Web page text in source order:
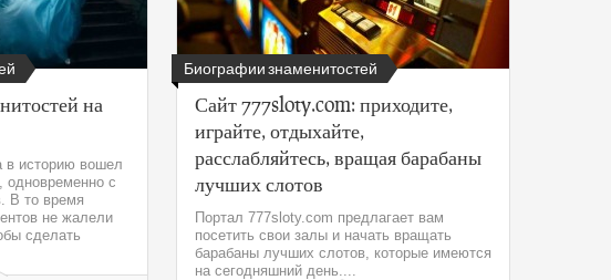
на
в историю вошел
одновременно с
В то время
не жалели
сделать
Биографии знаменитостей
Сайт 777sloty.com: приходите,
играйте, отдыхайте,
расслабляйтесь, вращая барабаны
лучших слотов
Портал 777sloty.com предлагает вам
посетить свои залы и начать вращать
барабаны лучших слотов, которые имеются
на сегодняшний день....